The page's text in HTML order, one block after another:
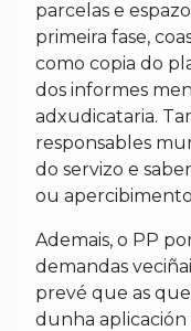
parcelas e
primeira fase,
como copia do
dos informes
adxudicataria.
responsables
do servizo e
ou
Ademais, o PP
demandas
prevé que as
dunha